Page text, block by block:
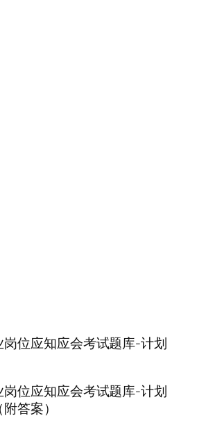
位应知应会考试题库-计划
位应知应会考试题库-计划
答案）